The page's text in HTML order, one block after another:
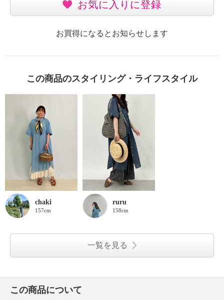
お気に入りに登録
お買得になるとお知らせします
この商品のスタイリング・ライフスタイル
chaki
157cm
ruru
158cm
一覧を見る
この商品について